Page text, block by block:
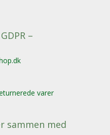
–
varer
sammen med